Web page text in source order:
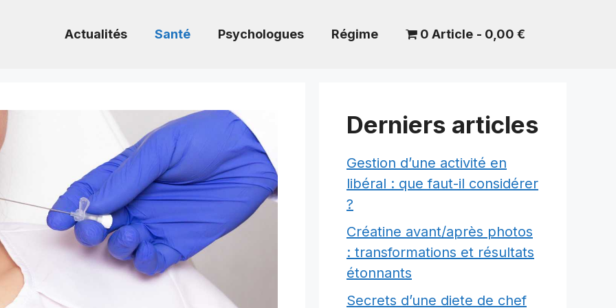
Actualités Santé Psychologues Régime 0 Article 0,00 €
Derniers articles
Gestion d’une activité en
libéral : que faut-il considérer
?
Créatine avant/après photos
: transformations et résultats
étonnants
Secrets d’une diete de chef